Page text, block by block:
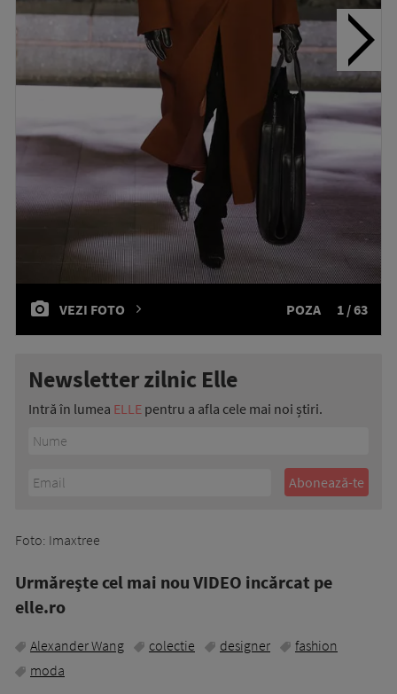
VEZI FOTO POZA 1 / 63
Newsletter zilnic Elle
Intră în lumea ELLE pentru a afla cele mai noi știri.
Foto: Imaxtree
Urmăreşte cel mai nou VIDEO incărcat pe
elle.ro
Alexander Wang colectie designer
fashion
moda